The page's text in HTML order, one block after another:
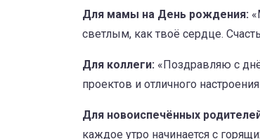
Для мамы на День рождения:
светлым, как твоё сердце.
Для коллеги: «Поздравляю с
проектов и отличного
Для новоиспечённых
каждое утро начинается с